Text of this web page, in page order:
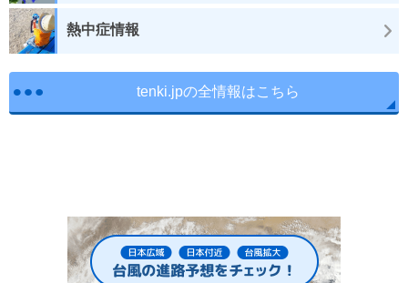
熱中症情報
tenki.jpの全情報はこちら